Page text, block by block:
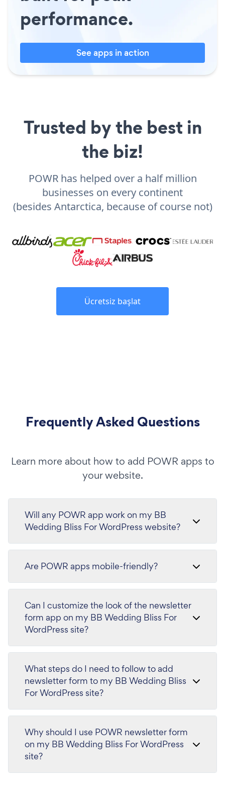
performance.
See apps in action
Trusted by the best in
the biz!
POWR has helped over a half million
businesses on every continent
(besides Antarctica, because of course not)
Ücretsiz başlat
Frequently Asked Questions
Learn more about how to add POWR apps to
your website.
Will any POWR app work on my BB
Wedding Bliss For WordPress website?
Are POWR apps mobile-friendly?
Can I customize the look of the newsletter
form app on my BB Wedding Bliss For
WordPress site?
What steps do I need to follow to add
newsletter form to my BB Wedding Bliss
For WordPress site?
Why should I use POWR newsletter form
on my BB Wedding Bliss For WordPress
site?